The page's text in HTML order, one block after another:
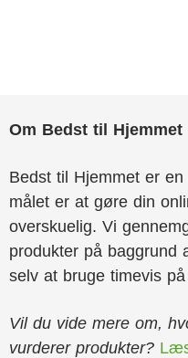
Om Bedst til
Bedst til Hjemmet er
målet er at gøre din
overskuelig. Vi
produkter på baggrund
selv at bruge timevis
Vil du vide mere om,
vurderer produkter?